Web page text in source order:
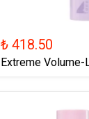
₺ 418.50
Extreme Volume-